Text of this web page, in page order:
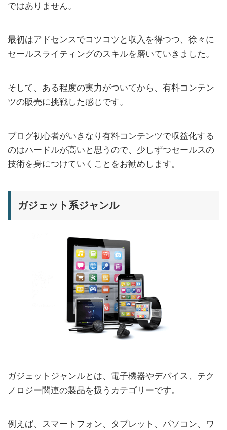
ではありません。
最初はアドセンスでコツコツと収入を得つつ、徐々に
セールスライティングのスキルを磨いていきました。
そして、ある程度の実力がついてから、有料コンテン
ツの販売に挑戦した感じです。
ブログ初心者がいきなり有料コンテンツで収益化する
のはハードルが高いと思うので、少しずつセールスの
技術を身につけていくことをお勧めします。
ガジェット系ジャンル
ガジェットジャンルとは、電子機器やデバイス、テク
ノロジー関連の製品を扱うカテゴリーです。
例えば、スマートフォン、タブレット、パソコン、ワ